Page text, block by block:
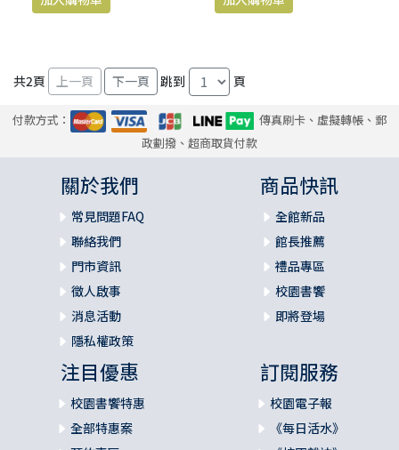
共2頁 跳到 頁
付款方式：
傳真刷卡、虛擬轉帳、郵
政劃撥、超商取貨付款
關於我們
常見問題FAQ
聯絡我們
門市資訊
徵人啟事
消息活動
隱私權政策
商品快訊
全館新品
館長推薦
禮品專區
校園書饗
即將登場
注目優惠
校園書饗特惠
全部特惠案
訂閱服務
校園電子報
《每日活水》